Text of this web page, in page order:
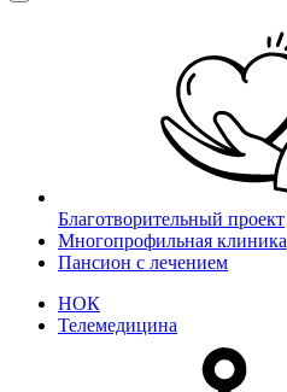
Благотворительный проект
Многопрофильная клиника
Пансион с лечением
НОК
Телемедицина